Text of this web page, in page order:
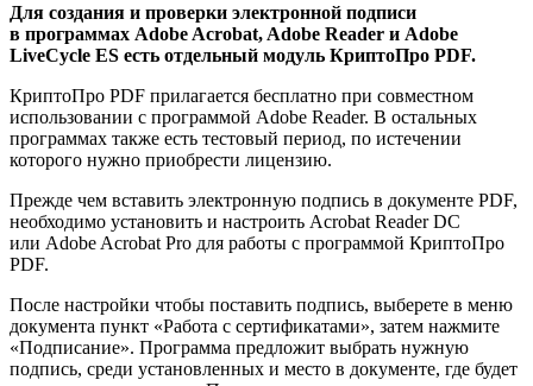
Для создания и проверки электронной подписи
в программах Adobe Acrobat, Adobe Reader и Adobe
LiveCycle ES есть отдельный модуль КриптоПро PDF.
КриптоПро PDF прилагается бесплатно при совместном
использовании с программой Adobe Reader. В остальных
программах также есть тестовый период, по истечении
которого нужно приобрести лицензию.
Прежде чем вставить электронную подпись в документе PDF,
необходимо установить и настроить Acrobat Reader DC
или Adobe Acrobat Pro для работы с программой КриптоПро
PDF.
После настройки чтобы поставить подпись, выберете в меню
документа пункт «Работа с сертификатами», затем нажмите
«Подписание». Программа предложит выбрать нужную
подпись, среди установленных и место в документе, где будет